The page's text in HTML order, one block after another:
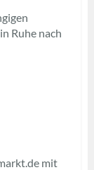
Ruhe nach
mit